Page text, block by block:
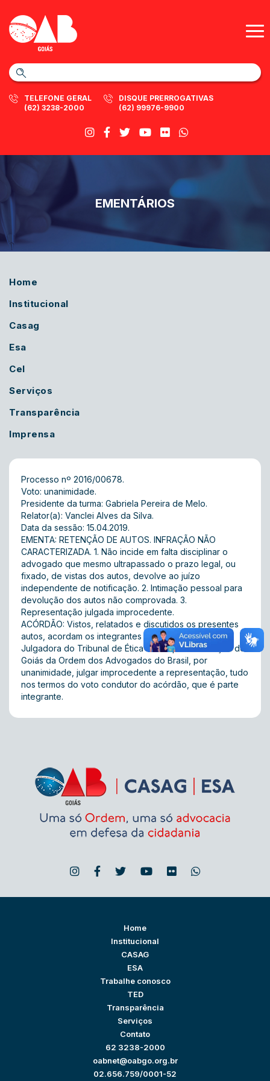
TELEFONE GERAL
(62) 3238-2000
DISQUE PRERROGATIVAS
(62) 99976-9900
EMENTÁRIOS
Home
Institucional
Casag
Esa
Cel
Serviços
Transparência
Imprensa
Processo nº 2016/00678.
Voto: unanimidade.
Presidente da turma: Gabriela Pereira de Melo.
Relator(a): Vanclei Alves da Silva.
Data da sessão: 15.04.2019.
EMENTA: RETENÇÃO DE AUTOS. INFRAÇÃO NÃO
CARACTERIZADA. 1. Não incide em falta disciplinar o
advogado que mesmo ultrapassado o prazo legal, ou
fixado, de vistas dos autos, devolve ao juízo
independente de notificação. 2. Intimação pessoal para
devolução dos autos não comprovada. 3.
Representação julgada improcedente.
ACÓRDÃO: Vistos, relatados e discutidos os presentes
autos, acordam os integrantes da Sétima Turma
Julgadora do Tribunal de Ética e Disciplina da Seção de
Goiás da Ordem dos Advogados do Brasil, por
unanimidade, julgar improcedente a representação, tudo
nos termos do voto condutor do acórdão, que é parte
integrante.
Home
Institucional
CASAG
ESA
Trabalhe conosco
TED
Transparência
Serviços
Contato
62 3238-2000
oabnet@oabgo.org.br
02.656.759/0001-52